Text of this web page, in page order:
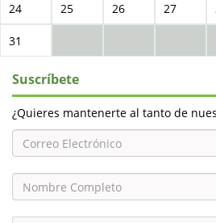
24 25 26 27
31
Suscríbete
¿Quieres mantenerte al tanto de